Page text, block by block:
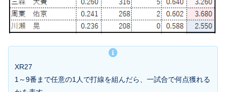
XR27
1～9番まで任意の1人で打線を組んだら、一試合で何点獲れる